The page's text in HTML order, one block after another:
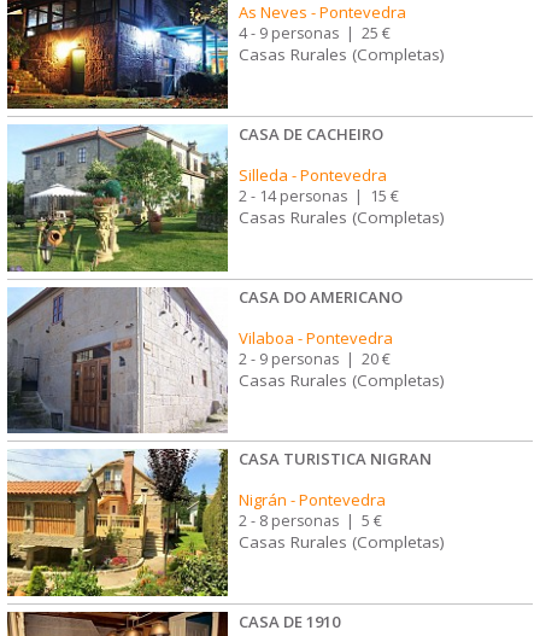
As Neves -Pontevedra
4 - 9 personas | 25 €
Casas Rurales (Completas)
CASA DE CACHEIRO
Silleda -Pontevedra
2 - 14 personas | 15 €
Casas Rurales (Completas)
CASA DO AMERICANO
Vilaboa -Pontevedra
2 - 9 personas | 20 €
Casas Rurales (Completas)
CASA TURISTICA NIGRAN
Nigrán -Pontevedra
2 - 8 personas | 5 €
Casas Rurales (Completas)
CASA DE 1910